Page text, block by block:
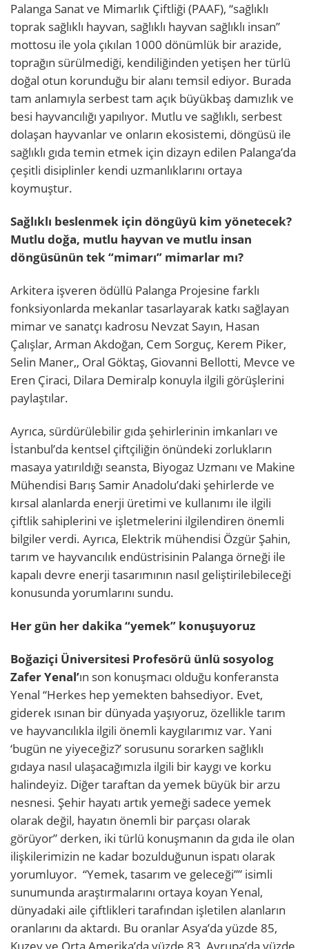
Palanga Sanat ve Mimarlık Çiftliği (PAAF), “sağlıklı
toprak sağlıklı hayvan, sağlıklı hayvan sağlıklı insan”
mottosu ile yola çıkılan 1000 dönümlük bir arazide,
toprağın sürülmediği, kendiliğinden yetişen her türlü
doğal otun korunduğu bir alanı temsil ediyor. Burada
tam anlamıyla serbest tam açık büyükbaş damızlık ve
besi hayvancılığı yapılıyor. Mutlu ve sağlıklı, serbest
dolaşan hayvanlar ve onların ekosistemi, döngüsü ile
sağlıklı gıda temin etmek için dizayn edilen Palanga’da
çeşitli disiplinler kendi uzmanlıklarını ortaya
koymuştur.
Sağlıklı beslenmek için döngüyü kim yönetecek?
Mutlu doğa, mutlu hayvan ve mutlu insan
döngüsünün tek “mimarı” mimarlar mı?
Arkitera işveren ödüllü Palanga Projesine farklı
fonksiyonlarda mekanlar tasarlayarak katkı sağlayan
mimar ve sanatçı kadrosu Nevzat Sayın, Hasan
Çalışlar, Arman Akdoğan, Cem Sorguç, Kerem Piker,
Selin Maner,, Oral Göktaş, Giovanni Bellotti, Mevce ve
Eren Çiraci, Dilara Demiralp konuyla ilgili görüşlerini
paylaştılar.
Ayrıca, sürdürülebilir gıda şehirlerinin imkanları ve
İstanbul’da kentsel çiftçiliğin önündeki zorlukların
masaya yatırıldığı seansta, Biyogaz Uzmanı ve Makine
Mühendisi Barış Samir Anadolu’daki şehirlerde ve
kırsal alanlarda enerji üretimi ve kullanımı ile ilgili
çiftlik sahiplerini ve işletmelerini ilgilendiren önemli
bilgiler verdi. Ayrıca, Elektrik mühendisi Özgür Şahin,
tarım ve hayvancılık endüstrisinin Palanga örneği ile
kapalı devre enerji tasarımının nasıl geliştirilebileceği
konusunda yorumlarını sundu.
Her gün her dakika “yemek” konuşuyoruz
Boğaziçi Üniversitesi Profesörü ünlü sosyolog
Zafer Yenal’ın son konuşmacı olduğu konferansta
Yenal “Herkes hep yemekten bahsediyor. Evet,
giderek ısınan bir dünyada yaşıyoruz, özellikle tarım
ve hayvancılıkla ilgili önemli kaygılarımız var. Yani
‘bugün ne yiyeceğiz?’ sorusunu sorarken sağlıklı
gıdaya nasıl ulaşacağımızla ilgili bir kaygı ve korku
halindeyiz. Diğer taraftan da yemek büyük bir arzu
nesnesi. Şehir hayatı artık yemeği sadece yemek
olarak değil, hayatın önemli bir parçası olarak
görüyor” derken, iki türlü konuşmanın da gıda ile olan
ilişkilerimizin ne kadar bozulduğunun ispatı olarak
yorumluyor. “Yemek, tasarım ve geleceği”” isimli
sunumunda araştırmalarını ortaya koyan Yenal,
dünyadaki aile çiftlikleri tarafından işletilen alanların
oranlarını da aktardı. Bu oranlar Asya’da yüzde 85,
Kuzey ve Orta Amerika’da yüzde 83, Avrupa’da yüzde